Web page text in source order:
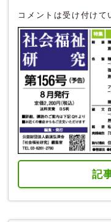
コメントは受け付けて
記